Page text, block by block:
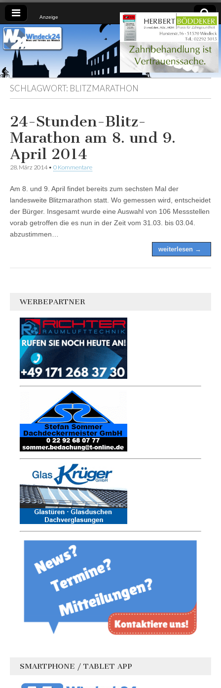
Anzeige
Windeck24
Nachrichten
aus dem
Ländchen
für das
Ländchen
SCHLAGWORT: BLITZMARATHON
24-Stunden-Blitz-
Marathon am 8. und 9.
April 2014
28. März 2014• 0 Kommentare
Am 8. und 9. April findet bereits zum sechsten Mal der
landesweite Blitzmarathon statt. Wo gemessen wird, entscheidet
der Bürger. Insgesamt wurde eine Auswahl von 106 Messstellen
vorab getroffen die es nun in der Zeit vom 31.03. bis 03.04.
abzustimmen…
weiterlesen →
WERBEPARTNER
SMARTPHONE / TABLET APP